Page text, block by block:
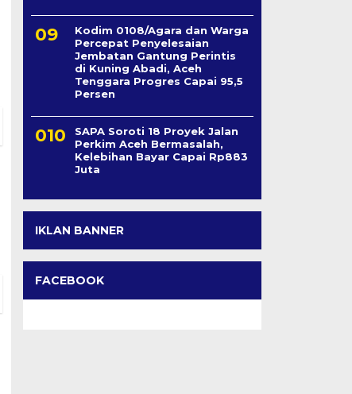
Kodim 0108/Agara dan Warga
Percepat Penyelesaian
Jembatan Gantung Perintis
di Kuning Abadi, Aceh
Tenggara Progres Capai 95,5
Persen
SAPA Soroti 18 Proyek Jalan
Perkim Aceh Bermasalah,
Kelebihan Bayar Capai Rp883
Juta
IKLAN BANNER
FACEBOOK